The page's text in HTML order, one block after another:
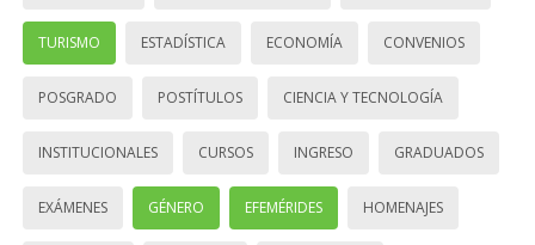
TURISMO ESTADÍSTICA ECONOMÍA CONVENIOS
POSGRADO POSTÍTULOS CIENCIA Y TECNOLOGÍA
INSTITUCIONALES CURSOS INGRESO GRADUADOS
EXÁMENES GÉNERO EFEMÉRIDES HOMENAJES